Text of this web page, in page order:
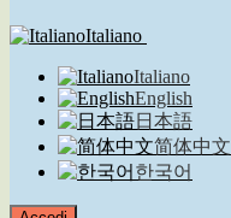
Italiano
Italiano
English
日本語
简体中文
한국어